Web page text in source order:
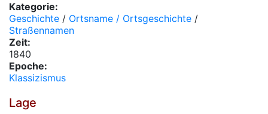
Kategorie:
Geschichte / Ortsname / Ortsgeschichte /
Straßennamen
Zeit:
1840
Epoche:
Klassizismus
Lage